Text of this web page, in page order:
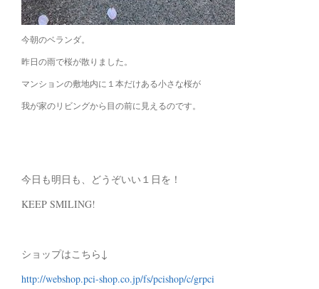
今朝のベランダ。
昨日の雨で桜が散りました。
マンションの敷地内に１本だけある小さな桜が
我が家のリビングから目の前に見えるのです。
今日も明日も、どうぞいい１日を！
KEEP SMILING!
ショップはこちら↓
http://webshop.pci-shop.co.jp/fs/pcishop/c/grpci